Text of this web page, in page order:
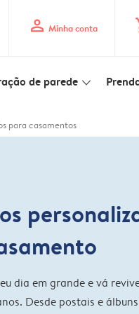
profile Minha conta
de parede slim_arrow_down
para casamentos
dia em grande e vá
Desde postais e